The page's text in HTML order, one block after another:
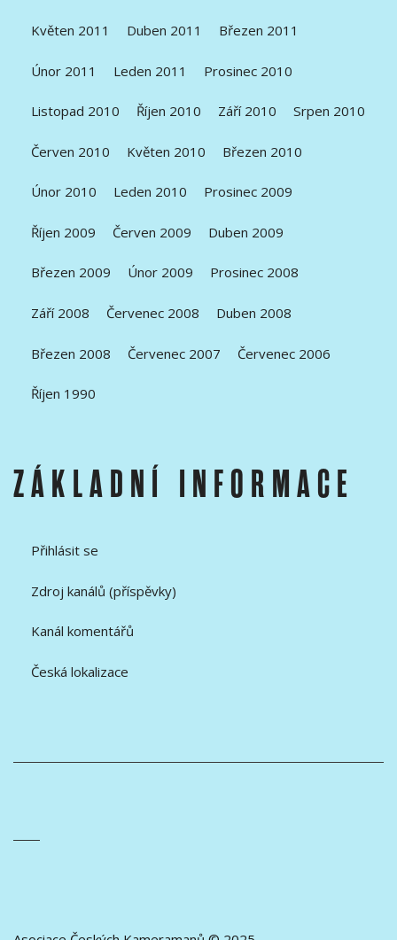
Květen 2011 Duben 2011 Březen 2011
Únor 2011 Leden 2011 Prosinec 2010
Listopad 2010 Říjen 2010 Září 2010 Srpen 2010
Červen 2010 Květen 2010 Březen 2010
Únor 2010 Leden 2010 Prosinec 2009
Říjen 2009 Červen 2009 Duben 2009
Březen 2009 Únor 2009 Prosinec 2008
Září 2008 Červenec 2008 Duben 2008
Březen 2008 Červenec 2007 Červenec 2006
Říjen 1990
ZÁKLADNÍ INFORMACE
Přihlásit se
Zdroj kanálů (příspěvky)
Kanál komentářů
Česká lokalizace